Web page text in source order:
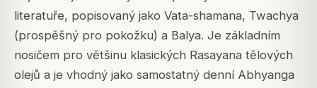
literatuře, popisovaný jako Vata-shamana, Twachya
(prospěšný pro pokožku) a Balya. Je základním
nosičem pro většinu klasických Rasayana tělových
olejů a je vhodný jako samostatný denní Abhyanga